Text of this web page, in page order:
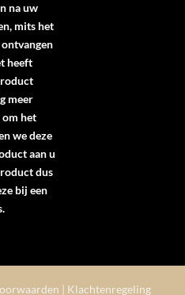
na uw
mits het
heeft
meer
om het
we deze
aan u
dus
bij een
| Klachtenregeling